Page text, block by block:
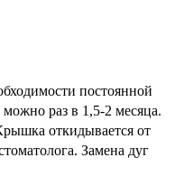
постоянной
раз в 1,5-2 месяца.
откидывается от
Замена дуг